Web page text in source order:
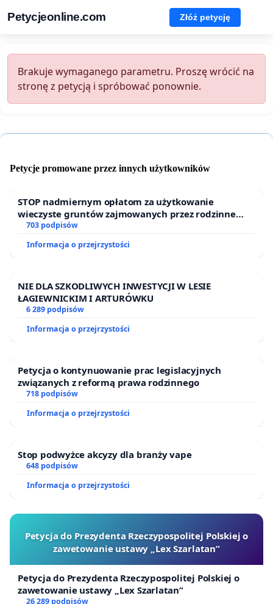
Petycjeonline.com Złóż petycję
Brakuje wymaganego parametru. Proszę wrócić na
stronę z petycją i spróbować ponownie.
Petycje promowane przez innych użytkowników
STOP nadmiernym opłatom za użytkowanie
wieczyste gruntów zajmowanych przez rodzinne
ogrody działkowe.
703 podpisów
Informacja o przejrzystości
NIE DLA SZKODLIWYCH INWESTYCJI W LESIE
ŁAGIEWNICKIM I ARTURÓWKU
6 289 podpisów
Informacja o przejrzystości
Petycja o kontynuowanie prac legislacyjnych
związanych z reformą prawa rodzinnego
718 podpisów
Informacja o przejrzystości
Stop podwyżce akcyzy dla branży vape
648 podpisów
Informacja o przejrzystości
Petycja do Prezydenta Rzeczypospolitej Polskiej o
zawetowanie ustawy „Lex Szarlatan”
Petycja do Prezydenta Rzeczypospolitej Polskiej o
zawetowanie ustawy „Lex Szarlatan”
26 289 podpisów